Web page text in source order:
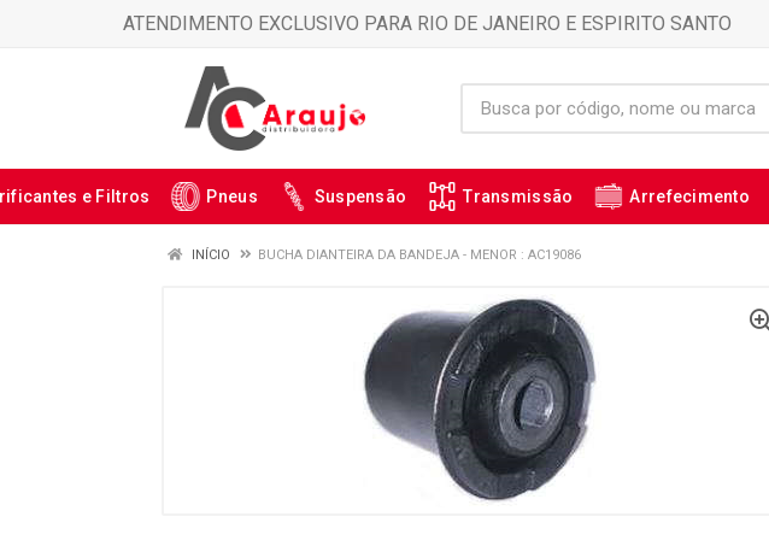
ATENDIMENTO EXCLUSIVO PARA RIO DE JANEIRO E ESPIRITO SANTO
e Filtros Pneus Suspensão Transmissão Arrefecimento
INÍCIO BUCHA DIANTEIRA DA BANDEJA - MENOR : AC19086